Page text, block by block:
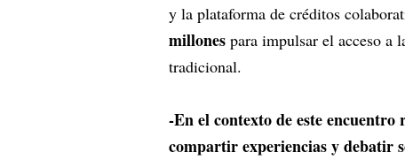
y la plataforma de créditos
millones para impulsar el acceso a
tradicional.
-En el contexto de este
compartir experiencias y debatir